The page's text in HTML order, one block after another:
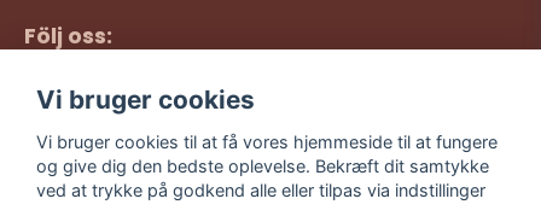
Följ oss:
Facebook
TikTok
YouTube
kr
Vi bruger cookies
Vi bruger cookies til at få vores hjemmeside til at fungere
og give dig den bedste oplevelse. Bekræft dit samtykke
ved at trykke på godkend alle eller tilpas via indstillinger